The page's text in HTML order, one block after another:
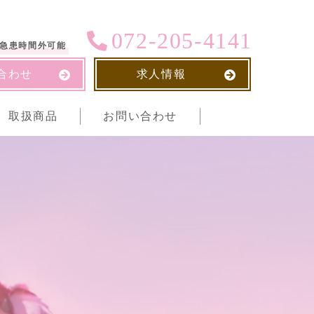
072-205-4141
患時間外可能
わせ 求人情報
取扱商品 お問い合わせ